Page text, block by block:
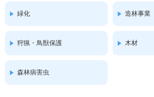
緑化 造林事業
狩猟・鳥獣保護 木材
森林病害虫